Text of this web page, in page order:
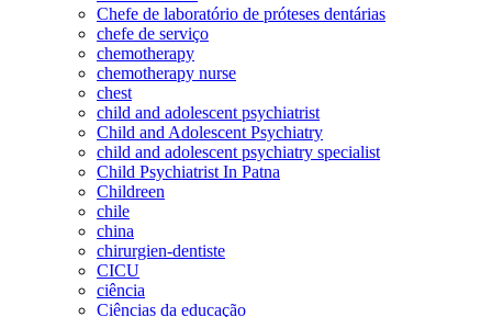
Chefe de laboratório de próteses dentárias
chefe de serviço
chemotherapy
chemotherapy nurse
chest
child and adolescent psychiatrist
Child and Adolescent Psychiatry
child and adolescent psychiatry specialist
Child Psychiatrist In Patna
Childreen
chile
china
chirurgien-dentiste
CICU
ciência
Ciências da educação